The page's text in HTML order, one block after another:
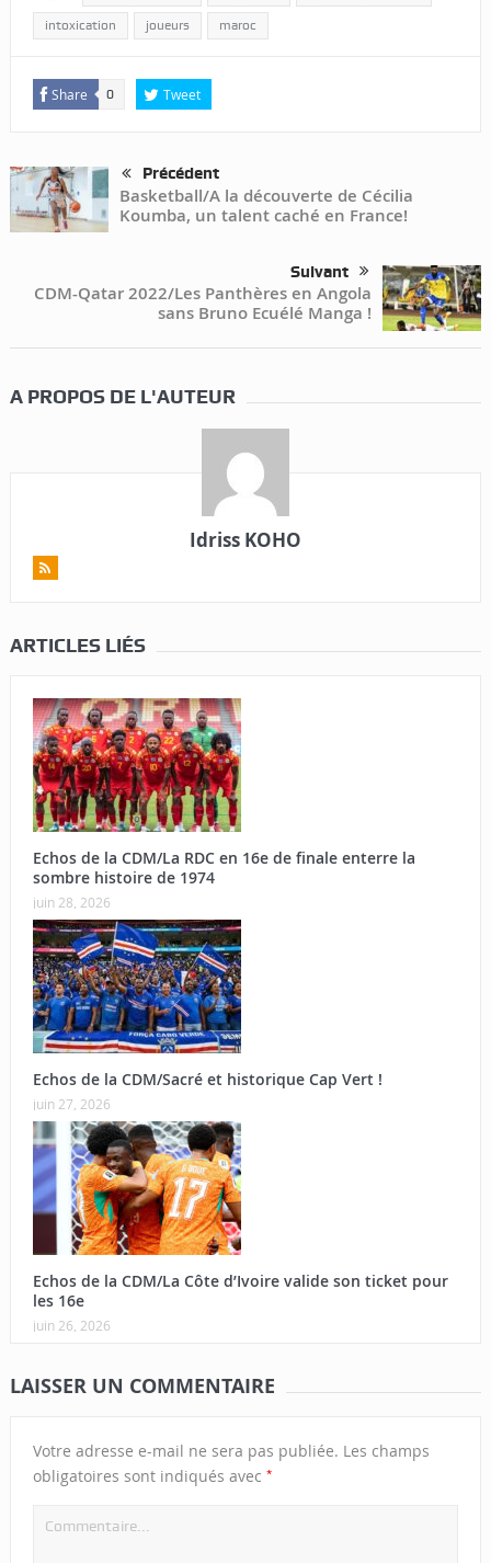
intoxication joueurs maroc
Share 0 Tweet
Précédent
Basketball/A la découverte de Cécilia
Koumba, un talent caché en France!
Suivant
CDM-Qatar 2022/Les Panthères en Angola
sans Bruno Ecuélé Manga !
A PROPOS DE L'AUTEUR
Idriss KOHO
ARTICLES LIÉS
Echos de la CDM/La RDC en 16e de finale enterre la
sombre histoire de 1974
juin 28, 2026
Echos de la CDM/Sacré et historique Cap Vert !
juin 27, 2026
Echos de la CDM/La Côte d’Ivoire valide son ticket pour
les 16e
juin 26, 2026
LAISSER UN COMMENTAIRE
Votre adresse e-mail ne sera pas publiée. Les champs
obligatoires sont indiqués avec *